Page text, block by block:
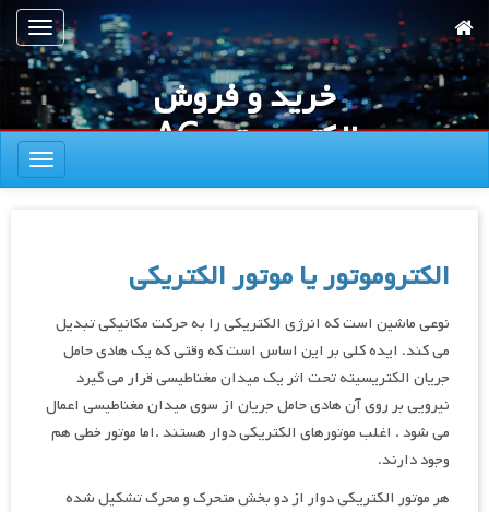
به
محتوای
اصلی
ناوبری
خرید و فروش
الکتروموتور AC و
DC
ناوبری
الکتروموتور یا موتور الکتریکی
نوعی ماشین است که انرژی الکتریکی را به حرکت مکانیکی تبدیل
می کند. ایده کلی بر این اساس است که وقتی که یک هادی حامل
جریان الکتریسیته تحت اثر یک میدان مغناطیسی قرار می گیرد
نیرویی بر روی آن هادی حامل جریان از سوی میدان مغناطیسی اعمال
می شود . اغلب موتورهای الکتریکی دوار هستند .اما موتور خطی هم
وجود دارند.
هر موتور الکتریکی دوار از دو بخش متحرک و محرک تشکیل شده